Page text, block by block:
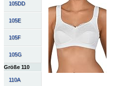
105DD
105E
105F
105G
Größe 110
110A